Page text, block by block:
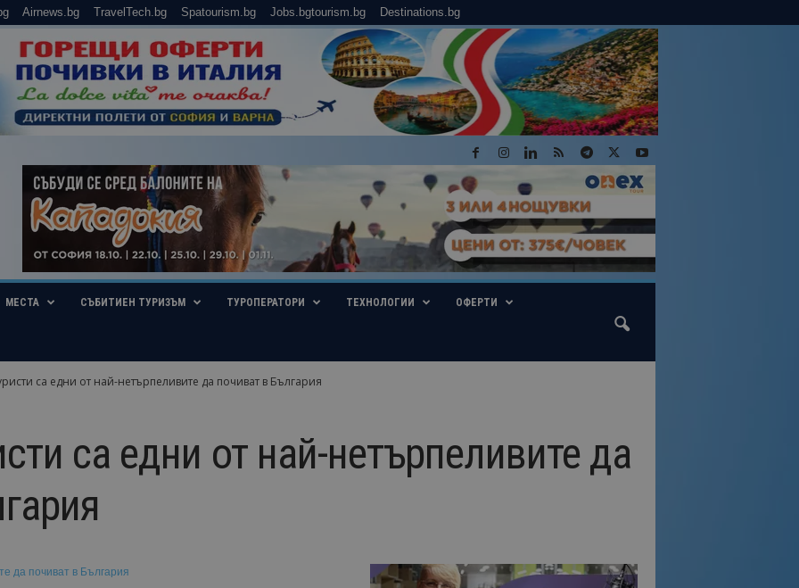
Airnews.bg TravelTech.bg Spatourism.bg Jobs.bgtourism.bg Destinations.bg
МЕСТА СЪБИТИЕН ТУРИЗЪМ ТУРОПЕРАТОРИ ТЕХНОЛОГИИ ОФЕРТИ
са едни от най-нетърпеливите да почиват в България
са едни от най-нетърпеливите да